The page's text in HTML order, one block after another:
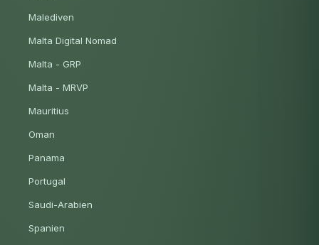
Malediven
Malta Digital Nomad
Malta - GRP
Malta - MRVP
Mauritius
Oman
Panama
Portugal
Saudi-Arabien
Spanien